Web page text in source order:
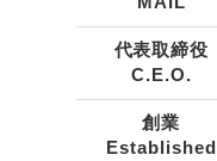
代表取締役
C.E.O.
創業
Established